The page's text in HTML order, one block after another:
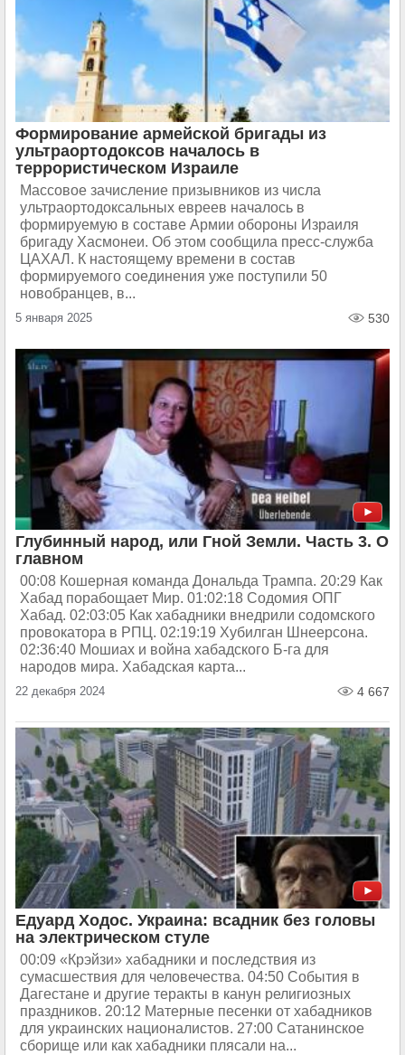
Формирование армейской бригады из
ультраортодоксов началось в
террористическом Израиле
Массовое зачисление призывников из числа
ультраортодоксальных евреев началось в
формируемую в составе Армии обороны Израиля
бригаду Хасмонеи. Об этом сообщила пресс-служба
ЦАХАЛ. К настоящему времени в состав
формируемого соединения уже поступили 50
новобранцев, в...
5 января 2025 530
Глубинный народ, или Гной Земли. Часть 3. О
главном
00:08 Кошерная команда Дональда Трампа. 20:29 Как
Хабад порабощает Мир. 01:02:18 Содомия ОПГ
Хабад. 02:03:05 Как хабадники внедрили содомского
провокатора в РПЦ. 02:19:19 Хубилган Шнеерсона.
02:36:40 Мошиах и война хабадского Б-га для
народов мира. Хабадская карта...
22 декабря 2024 4 667
Едуард Ходос. Украина: всадник без головы
на электрическом стуле
00:09 «Крэйзи» хабадники и последствия из
сумасшествия для человечества. 04:50 События в
Дагестане и другие теракты в канун религиозных
праздников. 20:12 Матерные песенки от хабадников
для украинских националистов. 27:00 Сатанинское
сборище или как хабадники плясали на...